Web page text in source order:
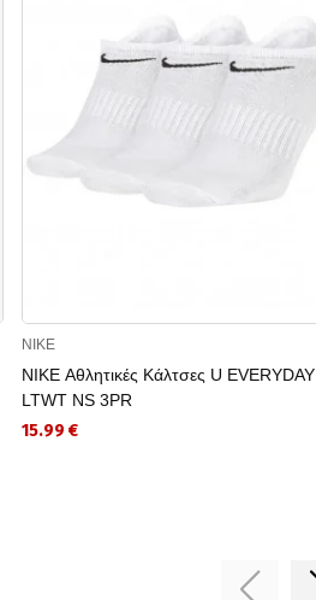
NIKE
NIKE Αθλητικές Κάλτσες U EVERYDAY
LTWT NS 3PR
15.99 €